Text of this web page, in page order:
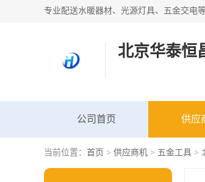
北京华泰恒
公司首页 供应
当前位置： 首页 > 供应商机 > 五金工具 >